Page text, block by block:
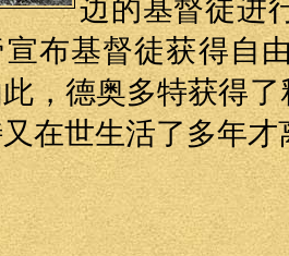
边的基督徒进
布基督徒获得自
，德奥多特获得
在世生活了多年